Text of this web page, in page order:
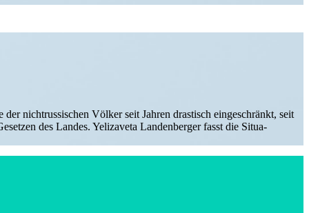
nicht­rus­si­schen Völker seit Jahren dras­tisch ein­ge­schränkt, seit
des Landes. Yeli­za­veta Lan­den­ber­ger fasst die Situa­